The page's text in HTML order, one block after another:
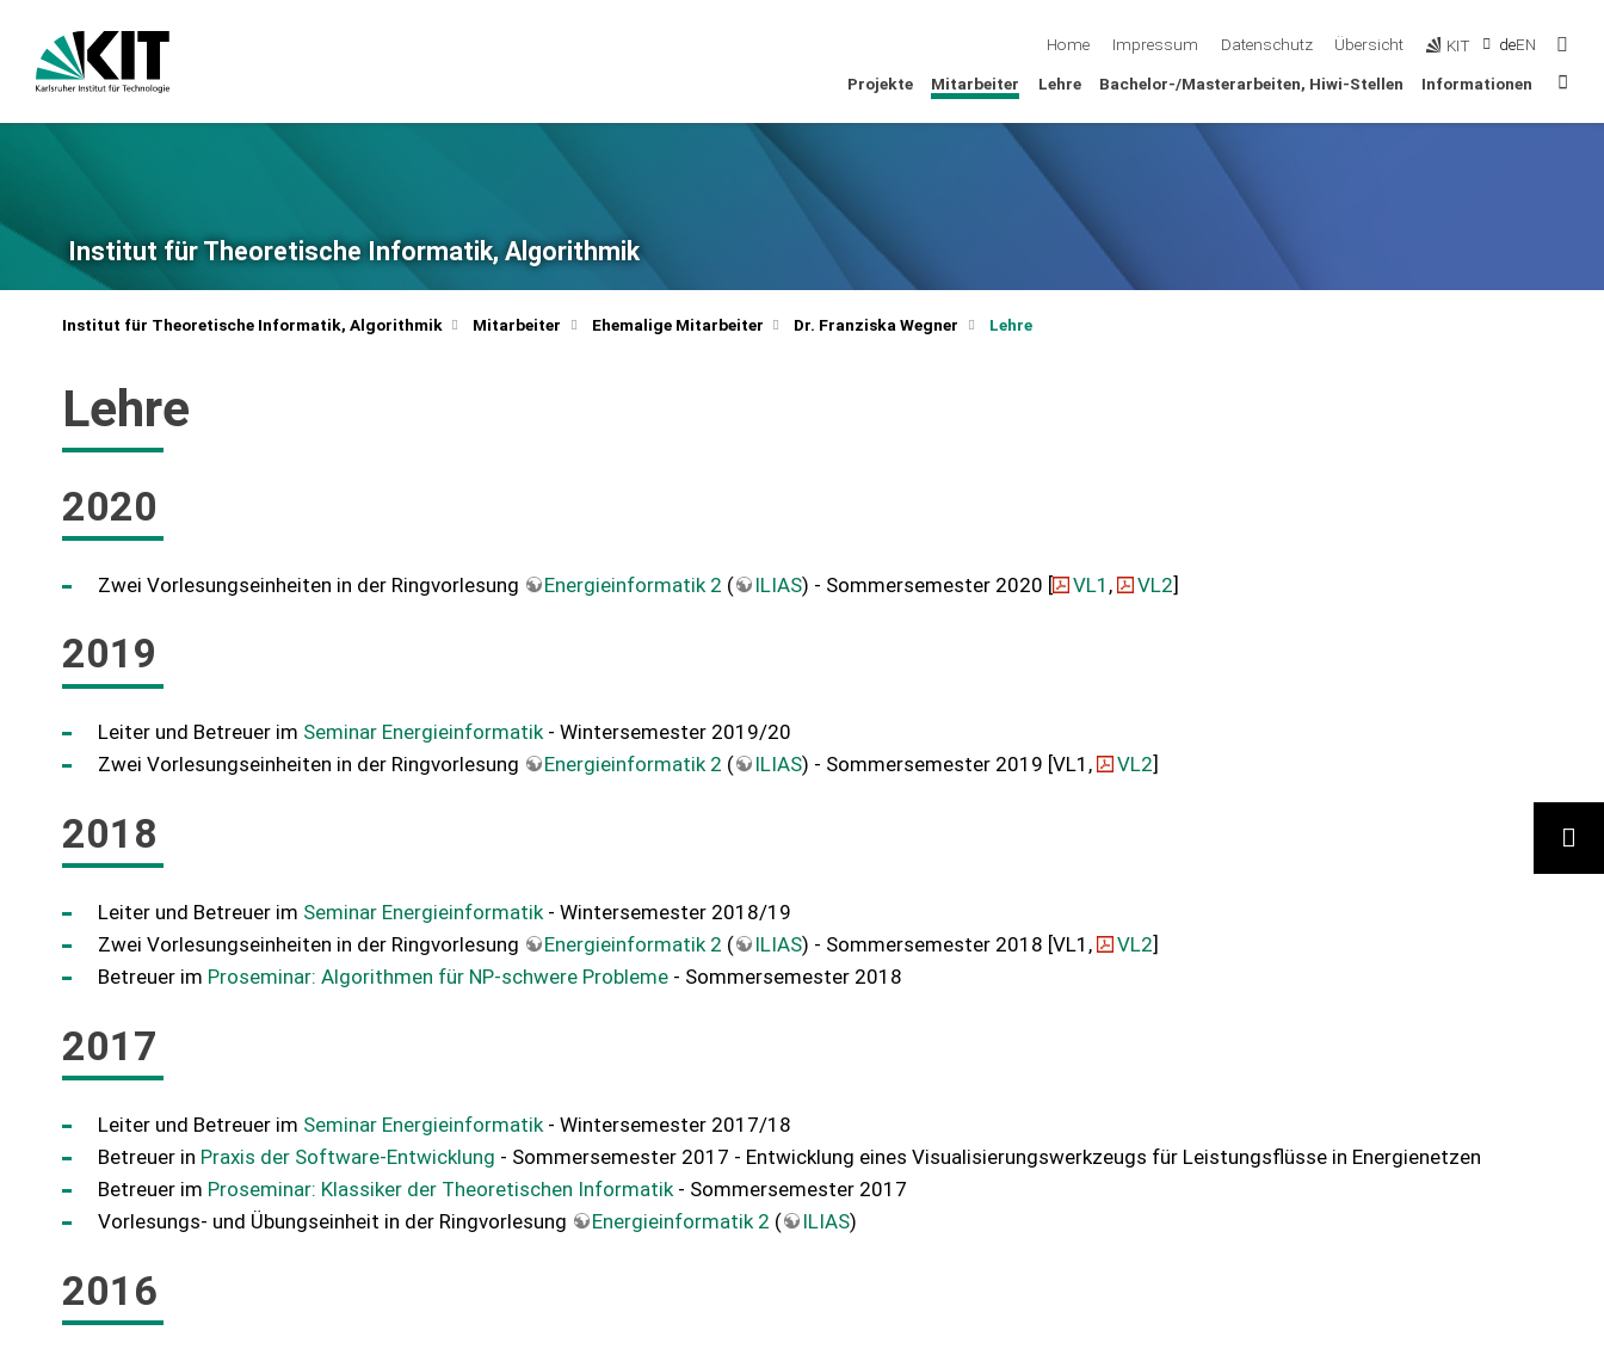
Home Impressum Datenschutz Übersicht KIT deEN
Projekte Mitarbeiter Lehre Bachelor-/Masterarbeiten, Hiwi-Stellen Informationen
Institut für Theoretische Informatik, Algorithmik
Institut für Theoretische Informatik, Algorithmik Mitarbeiter Ehemalige Mitarbeiter Dr. Franziska Wegner Lehre
Lehre
2020
Zwei Vorlesungseinheiten in der Ringvorlesung Energieinformatik 2 ( ILIAS) - Sommersemester 2020 [ VL1 , VL2]
2019
Leiter und Betreuer im Seminar Energieinformatik- Wintersemester 2019/20
Zwei Vorlesungseinheiten in der Ringvorlesung
Energieinformatik 2 ( ILIAS) - Sommersemester 2019 [VL1, VL2]
2018
Leiter und Betreuer im Seminar Energieinformatik - Wintersemester 2018/19
Zwei Vorlesungseinheiten in der Ringvorlesung
Energieinformatik 2 ( ILIAS) - Sommersemester 2018 [VL1, VL2]
Betreuer im Proseminar: Algorithmen für NP-schwere Probleme - Sommersemester 2018
2017
Leiter und Betreuer im Seminar Energieinformatik - Wintersemester 2017/18
Betreuer in Praxis der Software-Entwicklung - Sommersemester 2017 - Entwicklung eines Visualisierungswerkzeugs für Leistungsflüsse in Energienetzen
Betreuer im Proseminar: Klassiker der Theoretischen Informatik- Sommersemester 2017
Vorlesungs- und Übungseinheit in der Ringvorlesung
Energieinformatik 2 ( ILIAS)
2016